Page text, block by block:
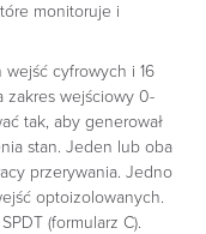
monitoruje i
wejść cyfrowych i 16
zakres wejściowy 0-
tak, aby generował
stan. Jeden lub oba
przerywania. Jedno
optoizolowanych.
(formularz C).